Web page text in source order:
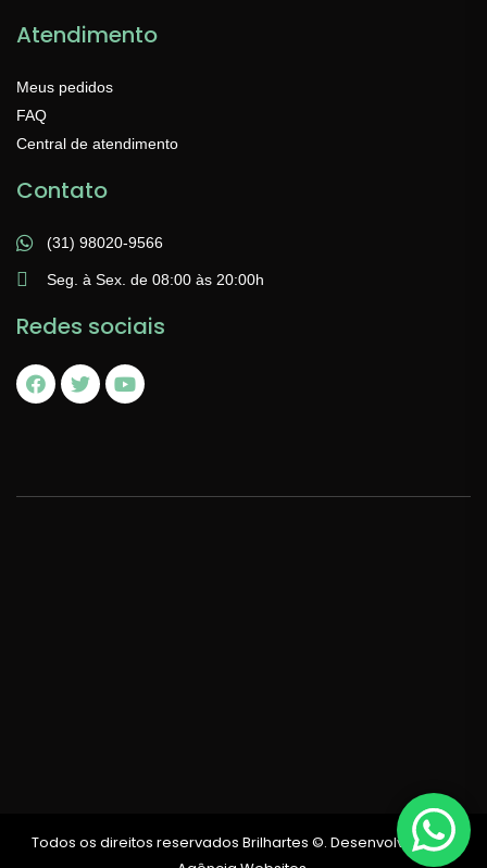
Atendimento
Meus pedidos
FAQ
Central de atendimento
Contato
(31) 98020-9566
Seg. à Sex. de 08:00 às 20:00h
Redes sociais
Todos os direitos reservados Brilhartes ©. Desenvolvido por